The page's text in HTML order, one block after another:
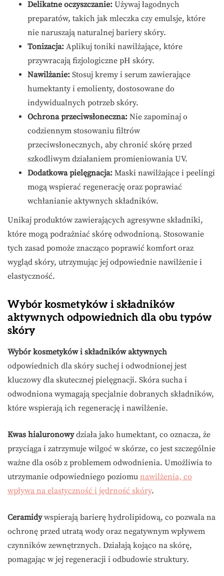
Delikatne oczyszczanie: Używaj łagodnych
preparatów, takich jak mleczka czy emulsje, które
nie naruszają naturalnej bariery skóry.
Tonizacja: Aplikuj toniki nawilżające, które
przywracają fizjologiczne pH skóry.
Nawilżanie: Stosuj kremy i serum zawierające
humektanty i emolienty, dostosowane do
indywidualnych potrzeb skóry.
Ochrona przeciwsłoneczna: Nie zapominaj o
codziennym stosowaniu filtrów
przeciwsłonecznych, aby chronić skórę przed
szkodliwym działaniem promieniowania UV.
Dodatkowa pielęgnacja: Maski nawilżające i peelingi
mogą wspierać regenerację oraz poprawiać
wchłanianie aktywnych składników.
Unikaj produktów zawierających agresywne składniki,
które mogą podrażniać skórę odwodnioną. Stosowanie
tych zasad pomoże znacząco poprawić komfort oraz
wygląd skóry, utrzymując jej odpowiednie nawilżenie i
elastyczność.
Wybór kosmetyków i składników
aktywnych odpowiednich dla obu typów
skóry
Wybór kosmetyków i składników aktywnych
odpowiednich dla skóry suchej i odwodnionej jest
kluczowy dla skutecznej pielęgnacji. Skóra sucha i
odwodniona wymagają specjalnie dobranych składników,
które wspierają ich regenerację i nawilżenie.
Kwas hialuronowydziała jako humektant, co oznacza, że
przyciąga i zatrzymuje wilgoć w skórze, co jest szczególnie
ważne dla osób z problemem odwodnienia. Umożliwia to
utrzymanie odpowiedniego poziomu nawilżenia, co
wpływa na elastyczność i jędrność skóry.
Ceramidywspierają barierę hydrolipidową, co pozwala na
ochronę przed utratą wody oraz negatywnym wpływem
czynników zewnętrznych. Działają kojąco na skórę,
pomagając w jej regeneracji i odbudowie struktury.